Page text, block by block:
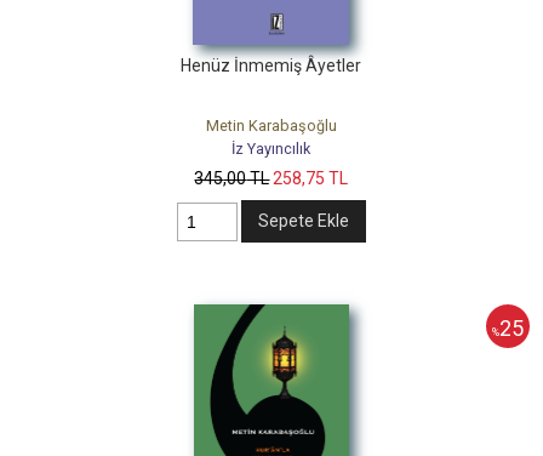
Henüz İnmemiş Âyetler
Metin Karabaşoğlu
İz Yayıncılık
345,00TL258,75 TL
Sepete Ekle
%25